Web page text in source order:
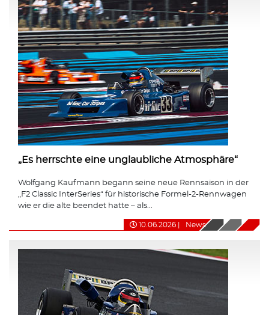
„Es herrschte eine unglaubliche Atmosphäre“
Wolfgang Kaufmann begann seine neue Rennsaison in der
„F2 Classic InterSeries“ für historische Formel-2-Rennwagen
wie er die alte beendet hatte – als...
10.06.2026 News